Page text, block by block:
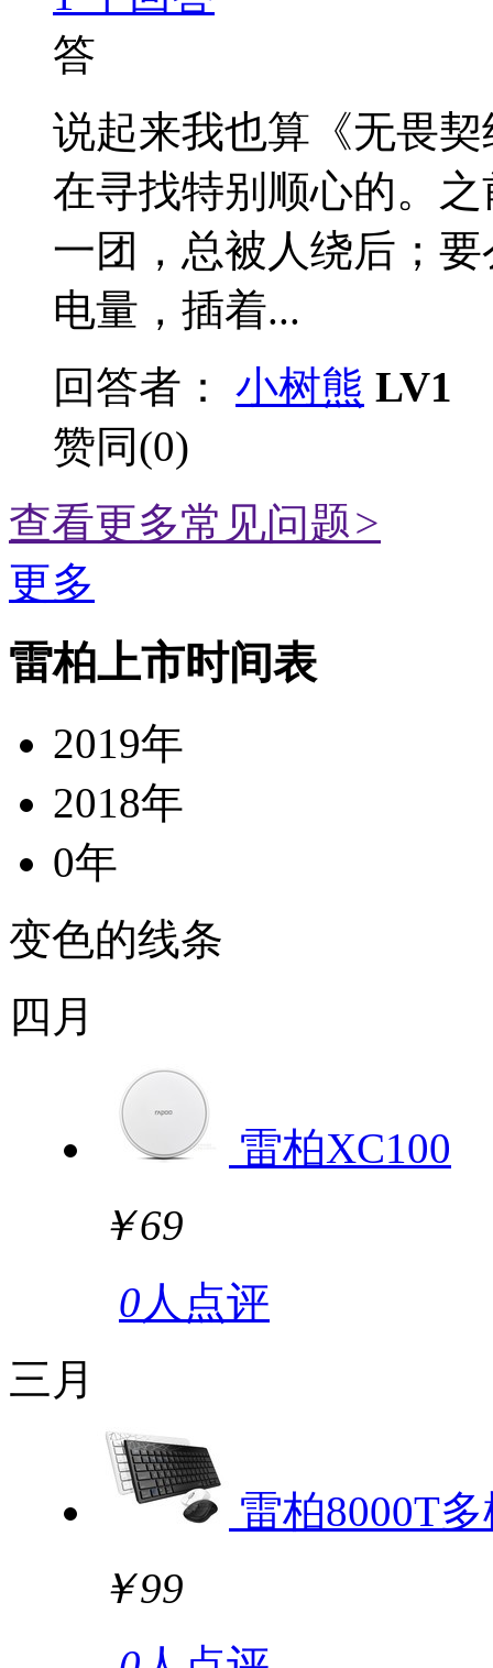
答
说起来我也算《无畏
在寻找特别顺心的。
一团，总被人绕后；
电量，插着...
回答者：
小树熊 LV1
赞同(0)
查看更多常见问题>
更多
雷柏上市时间表
2019年
2018年
0年
变色的线条
四月
雷柏XC100
￥69
0人点评
三月
雷柏8000T
￥99